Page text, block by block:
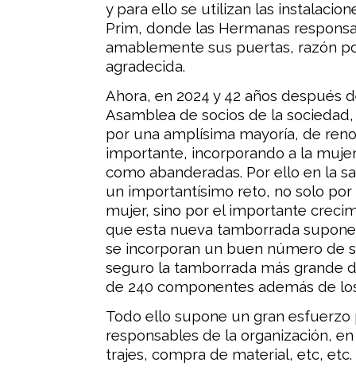
y para ello se utilizan las
Prim, donde las Hermanas
amablemente sus puertas, razón
agradecida.
Ahora, en 2024 y 42 años después
Asamblea de socios de la
por una amplísima mayoría, de
importante, incorporando a la
como abanderadas. Por ello en la
un importantísimo reto, no solo
mujer, sino por el importante
que esta nueva tamborrada
se incorporan un buen número de
seguro la tamborrada más grande
de 240 componentes además de
Todo ello supone un gran
responsables de la organización,
trajes, compra de material, etc, etc.